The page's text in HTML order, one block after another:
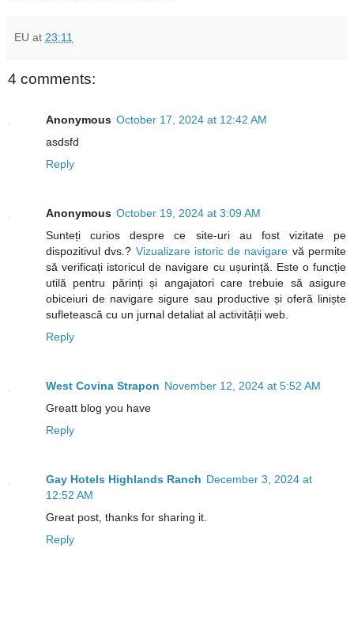
EU at 23:11
4 comments:
Anonymous October 17, 2024 at 12:42 AM
asdsfd
Reply
Anonymous October 19, 2024 at 3:09 AM
Sunteți curios despre ce site-uri au fost vizitate pe
dispozitivul dvs.? Vizualizare istoric de navigare vă permite
să verificați istoricul de navigare cu ușurință. Este o funcție
utilă pentru părinți și angajatori care trebuie să asigure
obiceiuri de navigare sigure sau productive și oferă liniște
sufletească cu un jurnal detaliat al activității web.
Reply
West Covina Strapon November 12, 2024 at 5:52 AM
Greatt blog you have
Reply
Gay Hotels Highlands Ranch December 3, 2024 at
12:52 AM
Great post, thanks for sharing it.
Reply